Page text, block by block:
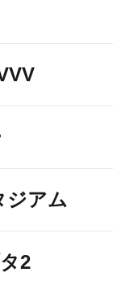
ジアム
2